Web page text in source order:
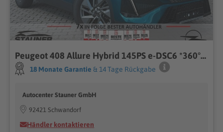
Peugeot 408 Allure Hybrid 145PS e-DSC6 *360° KAMERA*
18 Monate Garantie & 14 Tage Rückgabe
Autocenter Stauner GmbH
92421 Schwandorf
Händler kontaktieren